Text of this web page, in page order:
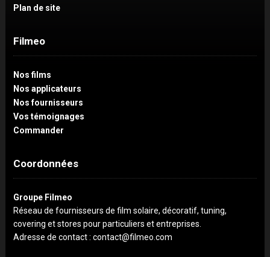
Plan de site
Filmeo
Nos films
Nos applicateurs
Nos fournisseurs
Vos témoignages
Commander
Coordonnées
Groupe Filmeo
Réseau de fournisseurs de film solaire, décoratif, tuning,
covering et stores pour particuliers et entreprises.
Adresse de contact : contact@filmeo.com